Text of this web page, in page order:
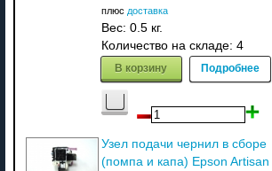
плюс доставка
Вес: 0.5 кг.
Количество на складе: 4
В корзину Подробнее
Узел подачи чернил в сборе
(помпа и капа) Epson Artisan